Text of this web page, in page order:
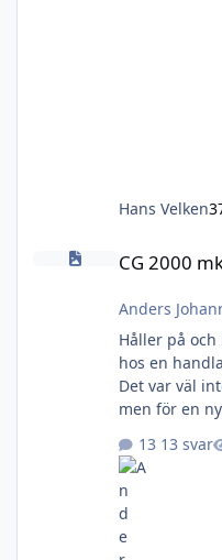
Hans Velken
CG 2000 mk1 eller mk2?
CG 2000
Anders
Håller på
hos en
Det var väl
men för en
MEN hur vet
Måste man
det nåt enklare sätt? Om det
är så mycket
läser runt lite.
13 svar